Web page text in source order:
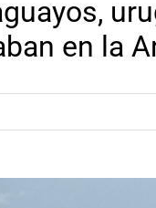
en la